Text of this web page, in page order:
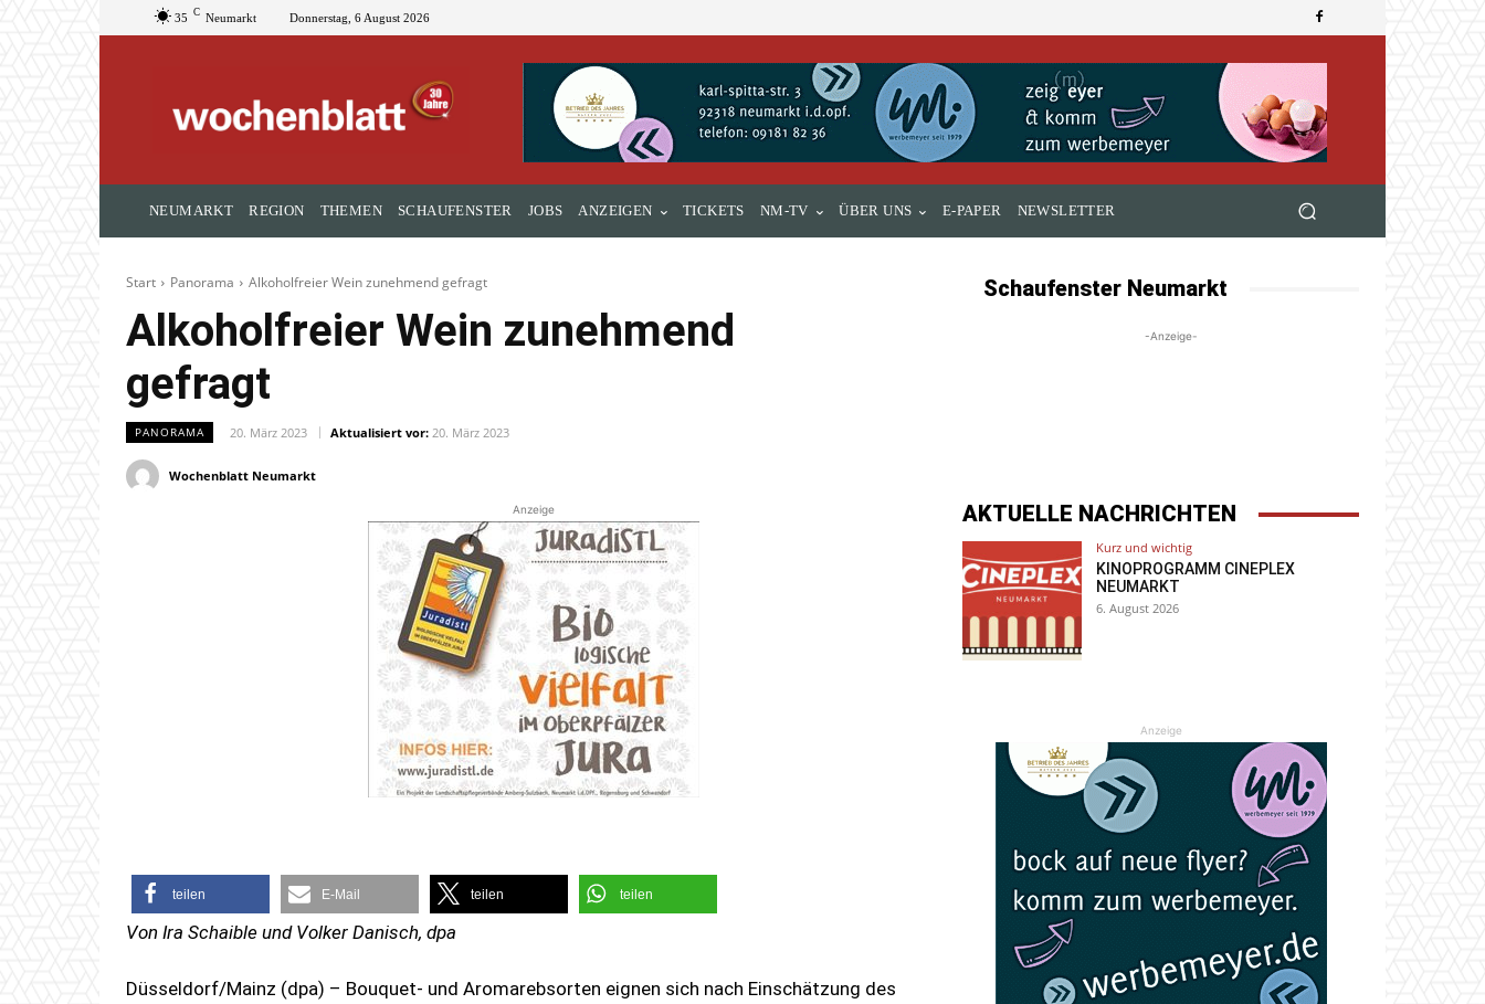
35 C Neumarkt Donnerstag, 6 August 2026
NEUMARKT REGION THEMEN SCHAUFENSTER JOBS ANZEIGEN TICKETS NM-TV ÜBER UNS E-PAPER NEWSLETTER
Start Panorama Alkoholfreier Wein zunehmend gefragt
Alkoholfreier Wein zunehmend
gefragt
PANORAMA 20. März 2023 Aktualisiert vor: 20. März 2023
Wochenblatt Neumarkt
Schaufenster Neumarkt
-Anzeige-
Anzeige
teilen E-Mail teilen teilen
Von Ira Schaible und Volker Danisch, dpa
Düsseldorf/Mainz (dpa) – Bouquet- und Aromarebsorten eignen sich nach Einschätzung des
AKTUELLE NACHRICHTEN
Kurz und wichtig
KINOPROGRAMM CINEPLEX
NEUMARKT
6. August 2026
Anzeige